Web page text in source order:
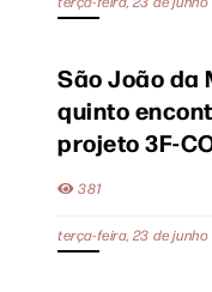
São João da
quinto
projeto 3F-
381
terça-feira, 23 de